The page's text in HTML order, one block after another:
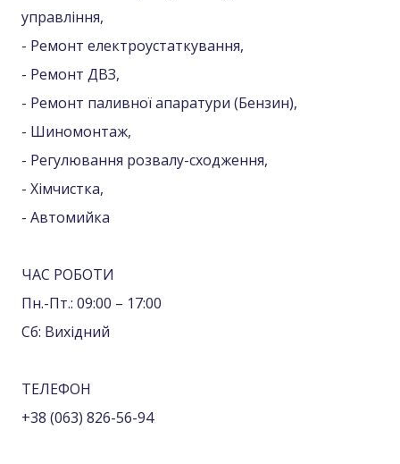
управління,
- Ремонт електроустаткування,
- Ремонт ДВЗ,
- Ремонт паливної апаратури (Бензин),
- Шиномонтаж,
- Регулювання розвалу-сходження,
- Хімчистка,
- Автомийка
ЧАС РОБОТИ
Пн.-Пт.: 09:00 – 17:00
Сб: Вихідний
ТЕЛЕФОН
+38 (063) 826-56-94